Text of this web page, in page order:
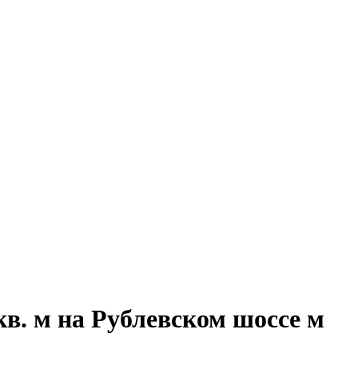
м на Рублевском шоссе м